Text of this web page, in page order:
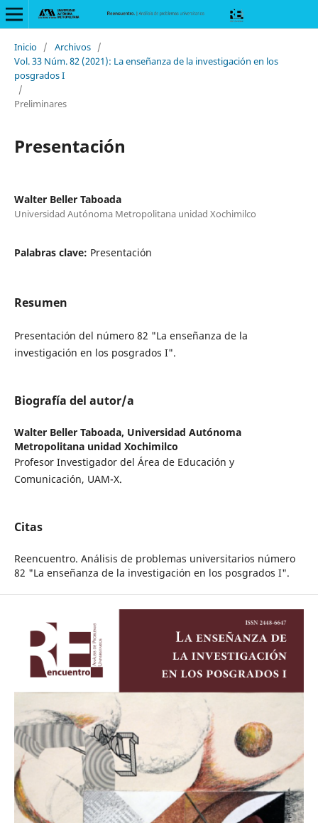
Inicio / Archivos /
Vol. 33 Núm. 82 (2021): La enseñanza de la investigación en los
posgrados I
/
Preliminares
Presentación
Walter Beller Taboada
Universidad Autónoma Metropolitana unidad Xochimilco
Palabras clave: Presentación
Resumen
Presentación del número 82 "La enseñanza de la
investigación en los posgrados I".
Biografía del autor/a
Walter Beller Taboada, Universidad Autónoma
Metropolitana unidad Xochimilco
Profesor Investigador del Área de Educación y
Comunicación, UAM-X.
Citas
Reencuentro. Análisis de problemas universitarios número
82 "La enseñanza de la investigación en los posgrados I".